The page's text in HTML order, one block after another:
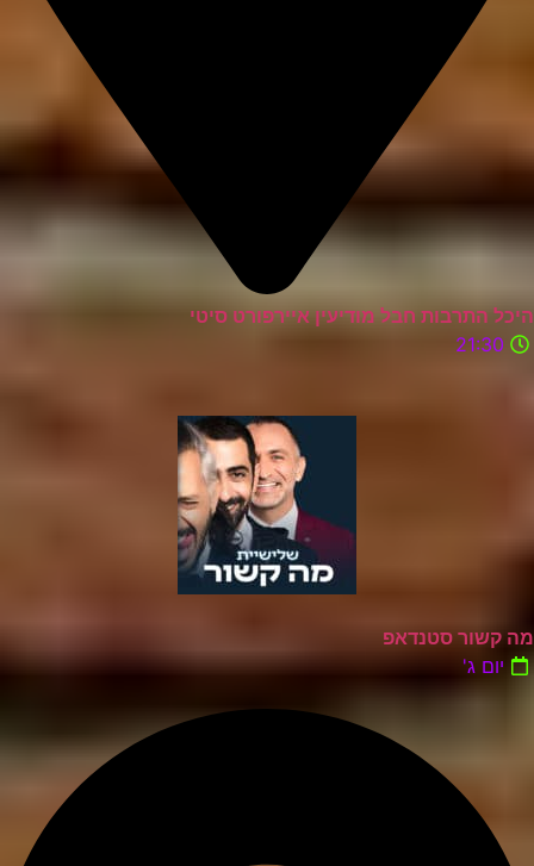
היכל התרבות חבל מודיעין איירפורט סיטי
21:30
מה קשור סטנדאפ
יום ג'